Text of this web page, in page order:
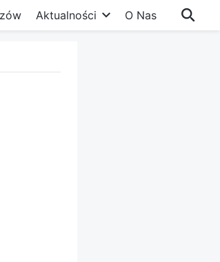
Aktualności O Nas